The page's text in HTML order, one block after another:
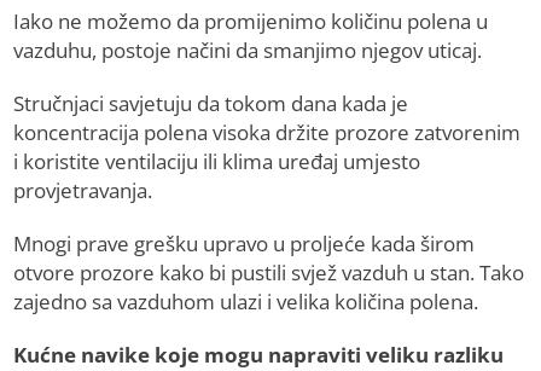
Iako ne možemo da promijenimo količinu polena u
vazduhu, postoje načini da smanjimo njegov uticaj.
Stručnjaci savjetuju da tokom dana kada je
koncentracija polena visoka držite prozore zatvorenim
i koristite ventilaciju ili klima uređaj umjesto
provjetravanja.
Mnogi prave grešku upravo u proljeće kada širom
otvore prozore kako bi pustili svjež vazduh u stan. Tako
zajedno sa vazduhom ulazi i velika količina polena.
Kućne navike koje mogu napraviti veliku razliku